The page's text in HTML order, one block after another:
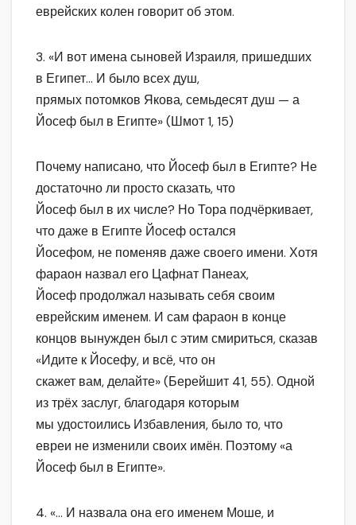
еврейских колен говорит об этом.
3. «И вот имена сыновей Израиля, пришедших
в Египет… И было всех душ,
прямых потомков Якова, семьдесят душ — а
Йосеф был в Египте» (Шмот 1, 15)
Почему написано, что Йосеф был в Египте? Не
достаточно ли просто сказать, что
Йосеф был в их числе? Но Тора подчёркивает,
что даже в Египте Йосеф остался
Йосефом, не поменяв даже своего имени. Хотя
фараон назвал его Цафнат Панеах,
Йосеф продолжал называть себя своим
еврейским именем. И сам фараон в конце
концов вынужден был с этим смириться, сказав
«Идите к Йосефу, и всё, что он
скажет вам, делайте» (Берейшит 41, 55). Одной
из трёх заслуг, благодаря которым
мы удостоились Избавления, было то, что
евреи не изменили своих имён. Поэтому «а
Йосеф был в Египте».
4. «… И назвала она его именем Моше, и